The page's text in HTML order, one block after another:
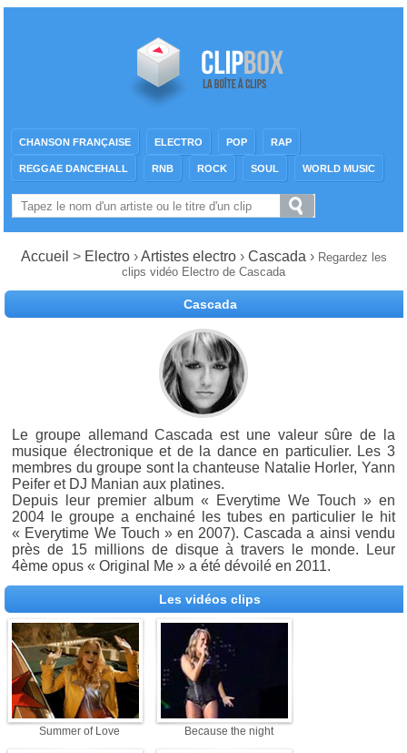
CHANSON FRANÇAISE ELECTRO POP RAP
REGGAE DANCEHALL RNB ROCK SOUL WORLD MUSIC
Accueil > Electro› Artistes electro› Cascada › Regardez les
clips vidéo Electro de Cascada
Cascada
Le groupe allemand Cascada est une valeur sûre de la
musique électronique et de la dance en particulier. Les 3
membres du groupe sont la chanteuse Natalie Horler, Yann
Peifer et DJ Manian aux platines.
Depuis leur premier album « Everytime We Touch » en
2004 le groupe a enchainé les tubes en particulier le hit
« Everytime We Touch » en 2007). Cascada a ainsi vendu
près de 15 millions de disque à travers le monde. Leur
4ème opus « Original Me » a été dévoilé en 2011.
Les vidéos clips
Summer of Love Because the night